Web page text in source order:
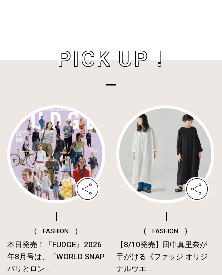
PICK UP !
( FASHION )
本日発売！『FUDGE』2026
年8月号は、「WORLD SNAP
パリとロン...
( FASHION )
【8/10発売】田中真里奈が
手がける《ファッジ オリジ
ナルウエ...